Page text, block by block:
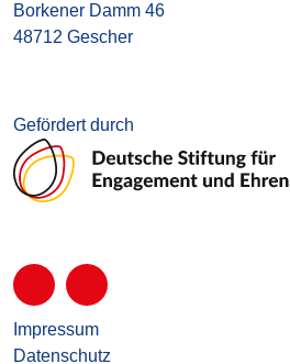
Borkener Damm 46
48712 Gescher
Gefördert durch
Impressum
Datenschutz